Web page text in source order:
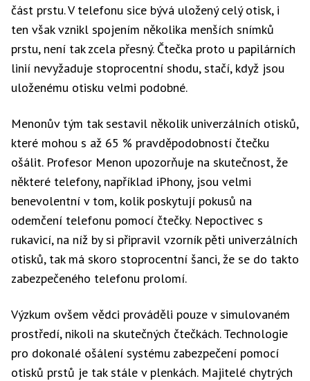
část prstu. V telefonu sice bývá uložený celý otisk, i
ten však vznikl spojením několika menších snímků
prstu, není tak zcela přesný. Čtečka proto u papilárních
linií nevyžaduje stoprocentní shodu, stačí, když jsou
uloženému otisku velmi podobné.
Menonův tým tak sestavil několik univerzálních otisků,
které mohou s až 65 % pravděpodobností čtečku
ošálit. Profesor Menon upozorňuje na skutečnost, že
některé telefony, například iPhony, jsou velmi
benevolentní v tom, kolik poskytují pokusů na
odemčení telefonu pomocí čtečky. Nepoctivec s
rukavicí, na níž by si připravil vzorník pěti univerzálních
otisků, tak má skoro stoprocentní šanci, že se do takto
zabezpečeného telefonu prolomí.
Výzkum ovšem vědci prováděli pouze v simulovaném
prostředí, nikoli na skutečných čtečkách. Technologie
pro dokonalé ošálení systému zabezpečení pomocí
otisků prstů je tak stále v plenkách. Majitelé chytrých